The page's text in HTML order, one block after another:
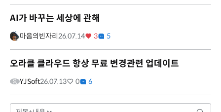
AI가 바꾸는 세상에 관해
마음의빈자리26.07.14 3 5
오라클 클라우드 항상 무료 변경관련 업데이트
YJSoft26.07.13 0 6